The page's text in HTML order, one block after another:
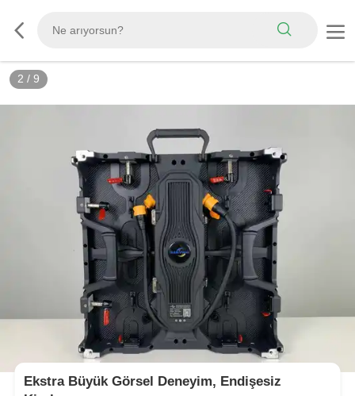
3 / 9
Ekstra Büyük Görsel Deneyim, Endişesiz